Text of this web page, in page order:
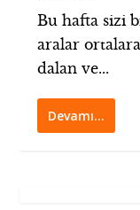
Bu hafta sizi
aralar
dalan ve...
Devamı…